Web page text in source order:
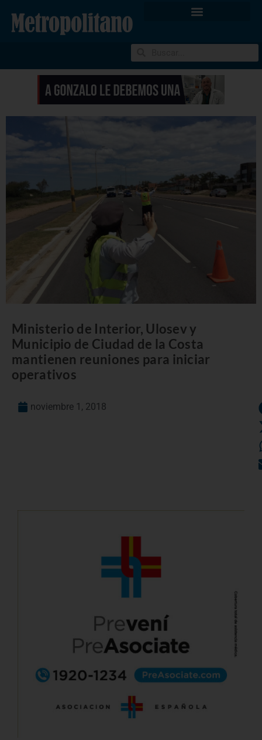
Ministerio de Interior, Ulosev y
Municipio de Ciudad de la Costa
mantienen reuniones para iniciar
operativos
noviembre 1, 2018